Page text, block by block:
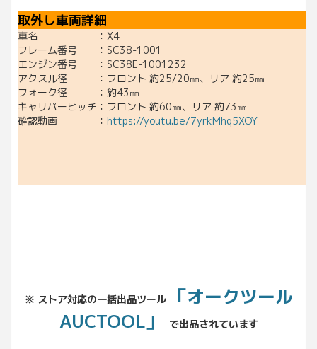
取外し車両詳細
車名 ：X4
フレーム番号 ：SC38-1001
エンジン番号 ：SC38E-1001232
アクスル径 ：フロント 約25/20㎜、リア 約25㎜
フォーク径 ：約43㎜
キャリパーピッチ：フロント 約60㎜、リア 約73㎜
確認動画 ： https://youtu.be/7yrkMhq5XOY
※ ストア対応の一括出品ツール
「オークツール
AUCTOOL」
で出品されています